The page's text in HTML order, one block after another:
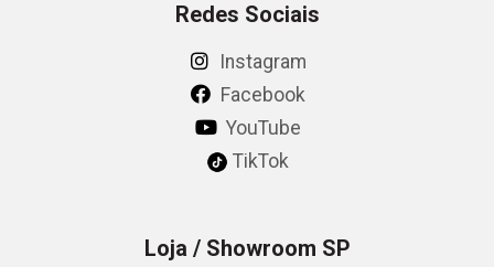
Redes Sociais
Instagram
Facebook
YouTube
TikTok
Loja / Showroom SP